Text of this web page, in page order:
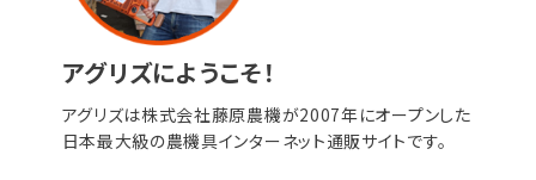
アグリズにようこそ！
アグリズは株式会社藤原農機が2007年にオープンした
日本最大級の農機具インターネット通販サイトです。